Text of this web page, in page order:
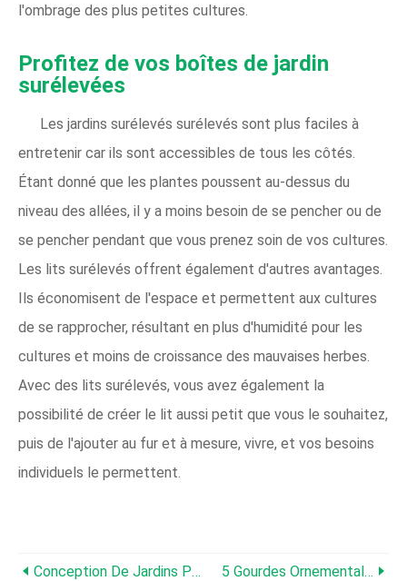
l'ombrage des plus petites cultures.
Profitez de vos boîtes de jardin
surélevées
Les jardins surélevés surélevés sont plus faciles à
entretenir car ils sont accessibles de tous les côtés.
Étant donné que les plantes poussent au-dessus du
niveau des allées, il y a moins besoin de se pencher ou de
se pencher pendant que vous prenez soin de vos cultures.
Les lits surélevés offrent également d'autres avantages.
Ils économisent de l'espace et permettent aux cultures
de se rapprocher, résultant en plus d'humidité pour les
cultures et moins de croissance des mauvaises herbes.
Avec des lits surélevés, vous avez également la
possibilité de créer le lit aussi petit que vous le souhaitez,
puis de l'ajouter au fur et à mesure, vivre, et vos besoins
individuels le permettent.
Conception De Jardins Potagers :comment Concevoir Des Jardins Potagers 5 Gourdes Ornementales À Essayer – Variétés De Gourdes Fascinantes